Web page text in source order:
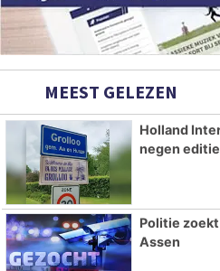
MEEST GELEZEN
Holland
negen
Politie
Assen